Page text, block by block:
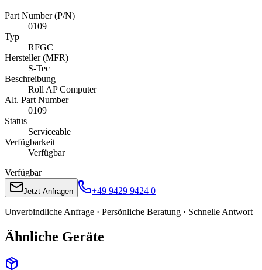
Part Number (P/N)
0109
Typ
RFGC
Hersteller (MFR)
S-Tec
Beschreibung
Roll AP Computer
Alt. Part Number
0109
Status
Serviceable
Verfügbarkeit
Verfügbar
Verfügbar
Jetzt Anfragen +49 9429 9424 0
Unverbindliche Anfrage · Persönliche Beratung · Schnelle Antwort
Ähnliche Geräte